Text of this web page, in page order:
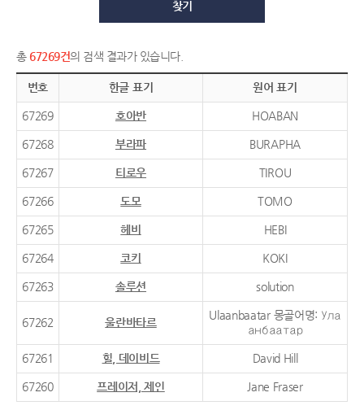
찾기
총 67269건의 검색 결과가 있습니다.
번호 한글 표기 원어 표기
67269 호아반 HOABAN
67268 부라파 BURAPHA
67267 티로우 TIROU
67266 도모 TOMO
67265 헤비 HEBI
67264 코키 KOKI
67263 솔루션 solution
67262 울란바타르
Ulaanbaatar 몽골어명: Ула
анбаатар
67261 힐, 데이비드 David Hill
67260 프레이저, 제인 Jane Fraser